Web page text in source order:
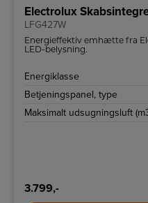
Electrolux
LFG427W
Energieffektiv emhætte fra
LED-belysning.
Energiklasse
Betjeningspanel, type
Maksimalt udsugningsluft
3.799,-